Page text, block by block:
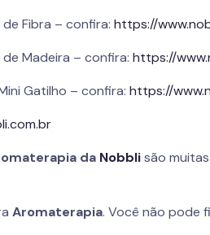
de Fibra – confira:https://
de Madeira – confira:https://
Gatilho – confira:https://
da Nobblisão
Aromaterapia. Você não pode